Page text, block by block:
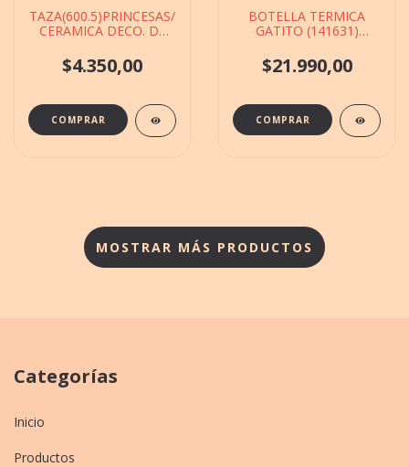
TAZA(600.5)PRINCESAS/
CERAMICA DECO. DE
$4.350,00
BOTELLA TERMICA
GATITO (141631)
$21.990,00
MOSTRAR MÁS PRODUCTOS
Categorías
Inicio
Productos